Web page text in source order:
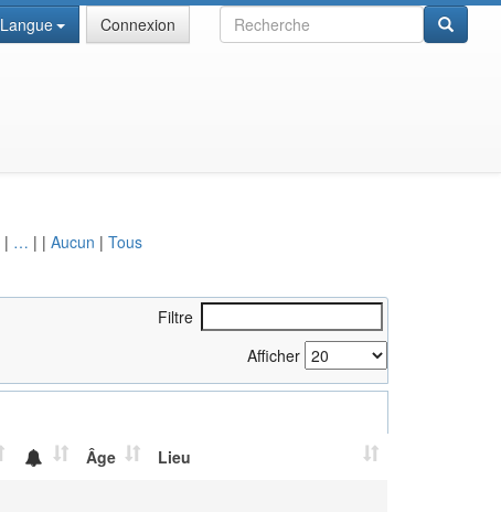
Recherche
Langue Connexion
| … | | Aucun | Tous
Filtre
Afficher
Âge
Lieu